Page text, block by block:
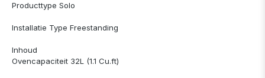
Producttype Solo
Installatie Type Freestanding
Inhoud
Ovencapaciteit 32L (1.1 Cu.ft)